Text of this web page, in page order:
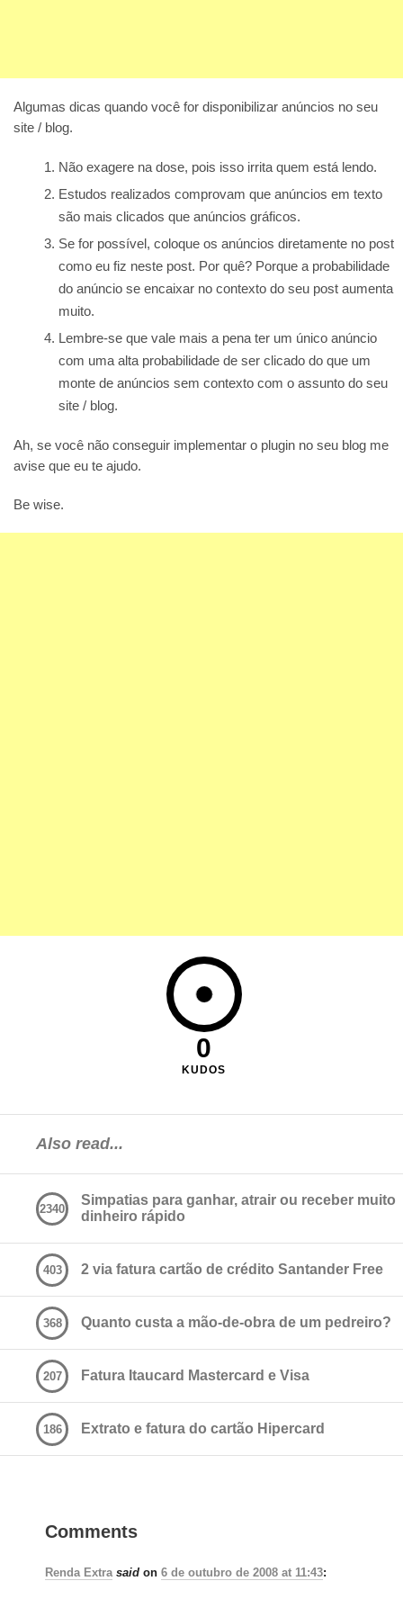
Algumas dicas quando você for disponibilizar anúncios no seu
site / blog.
Não exagere na dose, pois isso irrita quem está lendo.
Estudos realizados comprovam que anúncios em texto
são mais clicados que anúncios gráficos.
Se for possível, coloque os anúncios diretamente no post
como eu fiz neste post. Por quê? Porque a probabilidade
do anúncio se encaixar no contexto do seu post aumenta
muito.
Lembre-se que vale mais a pena ter um único anúncio
com uma alta probabilidade de ser clicado do que um
monte de anúncios sem contexto com o assunto do seu
site / blog.
Ah, se você não conseguir implementar o plugin no seu blog me
avise que eu te ajudo.
Be wise.
0
KUDOS
Also read...
Simpatias para ganhar, atrair ou receber muito
dinheiro rápido
2340
2 via fatura cartão de crédito Santander Free
403
Quanto custa a mão-de-obra de um pedreiro?
368
Fatura Itaucard Mastercard e Visa
207
Extrato e fatura do cartão Hipercard
186
Comments
Renda Extra said on 6 de outubro de 2008 at 11:43: